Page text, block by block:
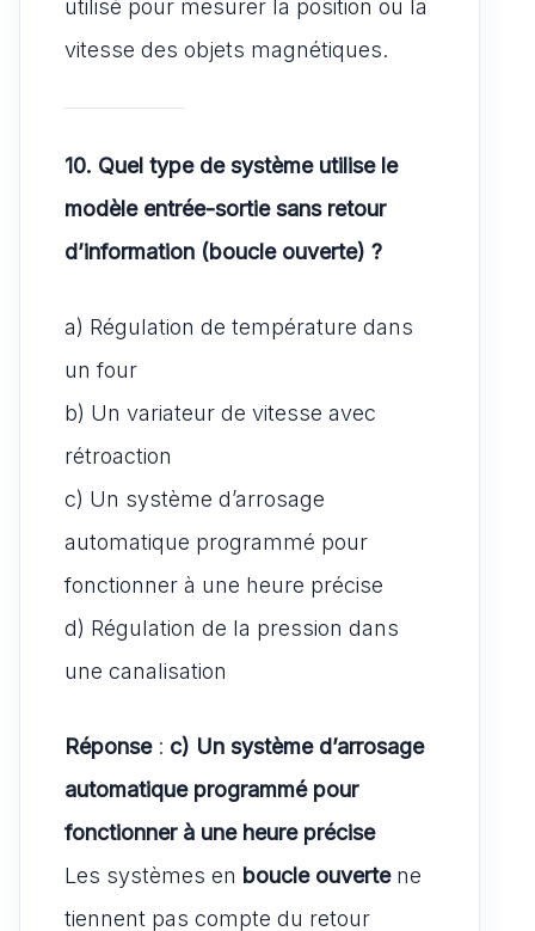
utilisé pour mesurer la position ou la
vitesse des objets magnétiques.
10. Quel type de système utilise le
modèle entrée-sortie sans retour
d’information (boucle ouverte) ?
a) Régulation de température dans
un four
b) Un variateur de vitesse avec
rétroaction
c) Un système d’arrosage
automatique programmé pour
fonctionner à une heure précise
d) Régulation de la pression dans
une canalisation
Réponse: c) Un système d’arrosage
automatique programmé pour
fonctionner à une heure précise
Les systèmes en boucle ouvertene
tiennent pas compte du retour